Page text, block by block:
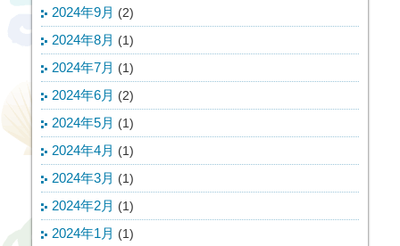
2024年9月 (2)
2024年8月 (1)
2024年7月 (1)
2024年6月 (2)
2024年5月 (1)
2024年4月 (1)
2024年3月 (1)
2024年2月 (1)
2024年1月 (1)